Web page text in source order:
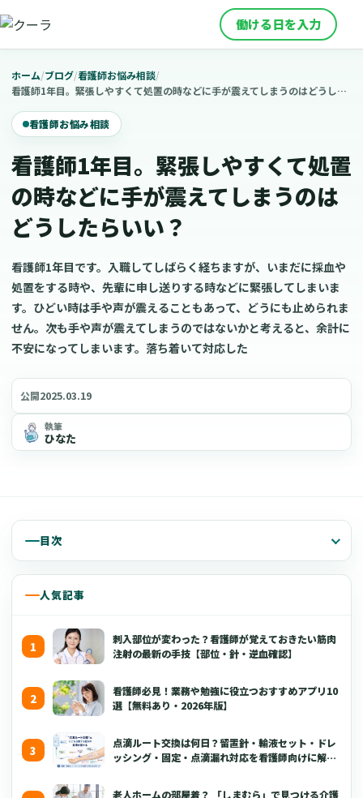
働ける日を入力
ホーム/ブログ/看護師お悩み相談/
看護師1年目。緊張しやすくて処置の時などに手が震えてしまうのはどうしたらいい？
看護師お悩み相談
看護師1年目。緊張しやすくて処置
の時などに手が震えてしまうのは
どうしたらいい？
看護師1年目です。入職してしばらく経ちますが、いまだに採血や
処置をする時や、先輩に申し送りする時などに緊張してしまいま
す。ひどい時は手や声が震えることもあって、どうにも止められま
せん。次も手や声が震えてしまうのではないかと考えると、余計に
不安になってしまいます。落ち着いて対応した
公開2025.03.19
執筆
ひなた
目次
人気記事
刺入部位が変わった？看護師が覚えておきたい筋肉
注射の最新の手技【部位・針・逆血確認】
看護師必見！業務や勉強に役立つおすすめアプリ10
選【無料あり・2026年版】
点滴ルート交換は何日？留置針・輸液セット・ドレ
ッシング・固定・点滴漏れ対応を看護師向けに解説
老人ホームの部屋着？ 「しまむら」で見つける介護